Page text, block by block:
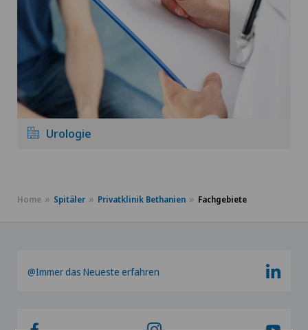
Urologie
Home Spitäler Privatklinik Bethanien Fachgebiete
@Immer das Neueste erfahren